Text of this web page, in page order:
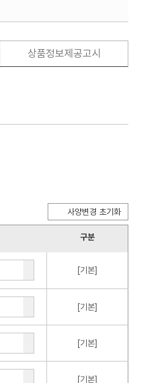
상품정보제공고시
사양변경 초기화
구분
[기본]
[기본]
[기본]
[기본]